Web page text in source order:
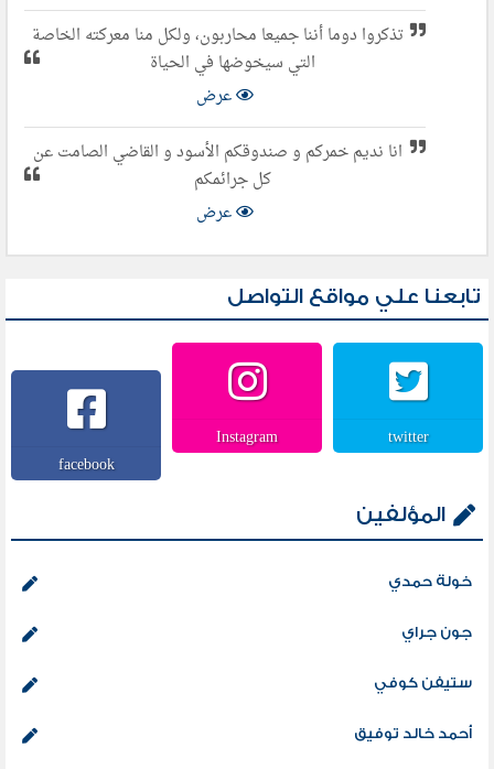
تذكروا دوما أننا جميعا محاربون، ولكل منا معركته الخاصة
التي سيخوضها في الحياة
عرض
انا نديم خمركم و صندوقكم الأسود و القاضي الصامت عن
كل جرائمكم
عرض
تابعنا علي مواقع التواصل
twitter
Instagram
facebook
المؤلفين
خولة حمدي
جون جراي
ستيفن كوفي
أحمد خالد توفيق